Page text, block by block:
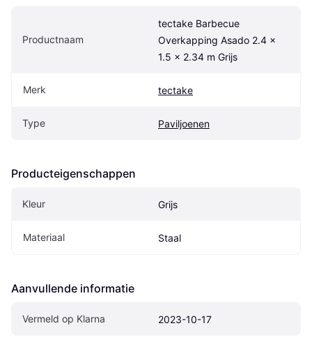
Productnaam
tectake Barbecue
Overkapping Asado 2.4 x
1.5 x 2.34 m Grijs
Merk tectake
Type Paviljoenen
Producteigenschappen
Kleur Grijs
Materiaal Staal
Aanvullende informatie
Vermeld op Klarna 2023-10-17